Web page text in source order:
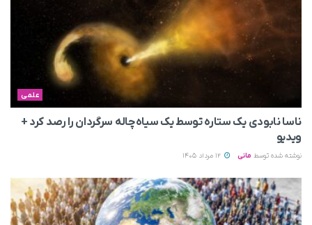
علمی
ناسا نابودی یک ستاره توسط یک سیاه‌چاله سرگردان را رصد کرد +
ویدیو
نوشته شده توسط مانی